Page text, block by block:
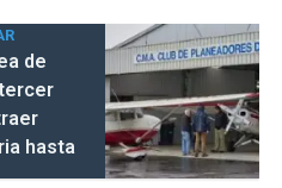
de
hasta